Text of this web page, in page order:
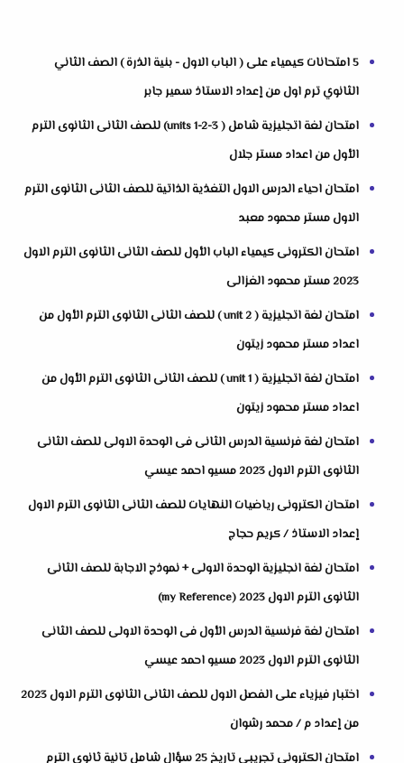
5 امتحانات كيمياء على ( الباب الاول - بنية الذرة ) الصف الثاني
الثانوي ترم اول من إعداد الاستاذ سمير جابر
امتحان لغة اتجليزية شامل ( units 1-2-3) للصف الثانى الثانوى الترم
الأول من اعداد مستر جلال
امتحان احياء الدرس الاول التغذية الذاتية للصف الثانى الثانوى الترم
الاول مستر محمود معبد
امتحان الكترونى كيمياء الباب الأول للصف الثانى الثانوى الترم الاول
2023 مستر محمود الغزالى
امتحان لغة اتجليزية ( unit 2 ) للصف الثانى الثانوى الترم الأول من
اعداد مستر محمود زيتون
امتحان لغة اتجليزية ( unit 1 ) للصف الثانى الثانوى الترم الأول من
اعداد مستر محمود زيتون
امتحان لغة فرنسية الدرس الثانى فى الوحدة الاولى للصف الثانى
الثانوى الترم الاول 2023 مسيو احمد عيسي
امتحان الكترونى رياضيات النهايات للصف الثانى الثانوى الترم الاول
إعداد الاستاذ / كريم حجاج
امتحان لغة انجليزية الوحدة الاولى + نموذج الاجابة للصف الثانى
الثانوى الترم الاول 2023 (my Reference)
امتحان لغة فرنسية الدرس الأول فى الوحدة الاولى للصف الثانى
الثانوى الترم الاول 2023 مسيو احمد عيسي
اختبار فيزياء على الفصل الاول للصف الثانى الثانوى الترم الاول 2023
من إعداد م / محمد رشوان
امتحان الكترونى تجريبى تاريخ 25 سؤال شامل تانية ثانوى الترم